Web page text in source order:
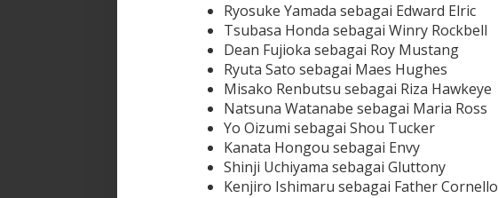
Ryosuke Yamada sebagai Edward Elric
Tsubasa Honda sebagai Winry Rockbell
Dean Fujioka sebagai Roy Mustang
Ryuta Sato sebagai Maes Hughes
Misako Renbutsu sebagai Riza Hawkeye
Natsuna Watanabe sebagai Maria Ross
Yo Oizumi sebagai Shou Tucker
Kanata Hongou sebagai Envy
Shinji Uchiyama sebagai Gluttony
Kenjiro Ishimaru sebagai Father Cornello